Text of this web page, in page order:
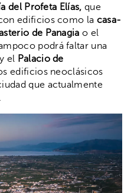
del Profeta Elías, que
edificios como la casa-
de Panagia o el
podrá faltar una
y el Palacio de
edificios neoclásicos
que actualmente